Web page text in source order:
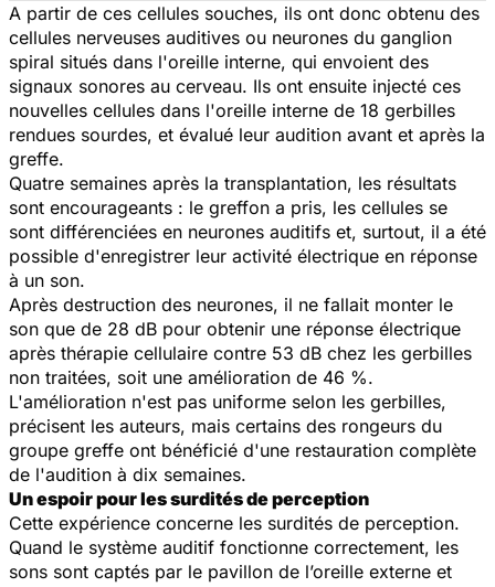
A partir de ces cellules souches, ils ont donc obtenu des
cellules nerveuses auditives ou neurones du ganglion
spiral situés dans l'oreille interne, qui envoient des
signaux sonores au cerveau. Ils ont ensuite injecté ces
nouvelles cellules dans l'oreille interne de 18 gerbilles
rendues sourdes, et évalué leur audition avant et après la
greffe.
Quatre semaines après la transplantation, les résultats
sont encourageants : le greffon a pris, les cellules se
sont différenciées en neurones auditifs et, surtout, il a été
possible d'enregistrer leur activité électrique en réponse
à un son.
Après destruction des neurones, il ne fallait monter le
son que de 28 dB pour obtenir une réponse électrique
après thérapie cellulaire contre 53 dB chez les gerbilles
non traitées, soit une amélioration de 46 %.
L'amélioration n'est pas uniforme selon les gerbilles,
précisent les auteurs, mais certains des rongeurs du
groupe greffe ont bénéficié d'une restauration complète
de l'audition à dix semaines.
Un espoir pour les surdités de perception
Cette expérience concerne les surdités de perception.
Quand le système auditif fonctionne correctement, les
sons sont captés par le pavillon de l’oreille externe et